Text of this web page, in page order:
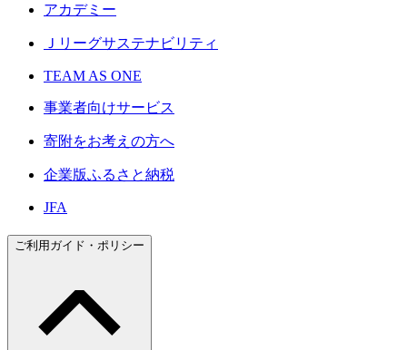
アカデミー
Ｊリーグサステナビリティ
TEAM AS ONE
事業者向けサービス
寄附をお考えの方へ
企業版ふるさと納税
JFA
ご利用ガイド・ポリシー